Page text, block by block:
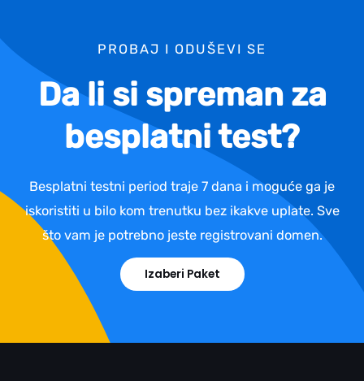
PROBAJ I ODUŠEVI SE
Da li si spreman za
besplatni test?
Besplatni testni period traje 7 dana i moguće ga je
iskoristiti u bilo kom trenutku bez ikakve uplate. Sve
što vam je potrebno jeste registrovani domen.
Izaberi Paket